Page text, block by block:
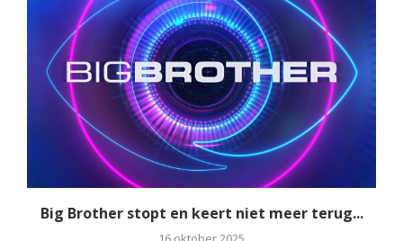
Big Brother stopt en keert niet meer terug...